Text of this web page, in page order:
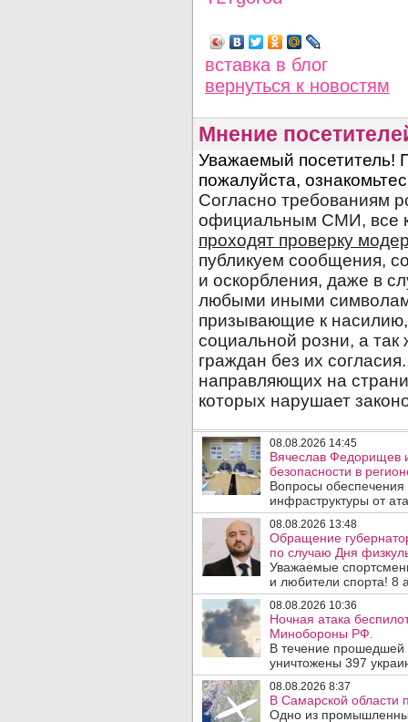
вставка в блог
вернуться к новостям
Мнение
08.08.2026 14:45
Вячеслав Федорищев
безопасности в
Вопросы обеспечения
инфраструктуры от
08.08.2026 13:48
Обращение
по случаю Дня
Уважаемые
и любители спорта! 8
08.08.2026 10:36
Ночная атака
Минобороны РФ.
В течение
уничтожены 397
08.08.2026 8:37
В Самарской области
Одно из